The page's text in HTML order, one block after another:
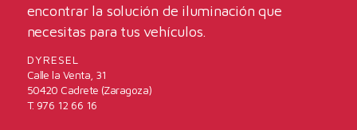
encontrar la solución de iluminación que
necesitas para tus vehículos.
DYRESEL
Calle la Venta, 31
50420 Cadrete (Zaragoza)
T. 976 12 66 16